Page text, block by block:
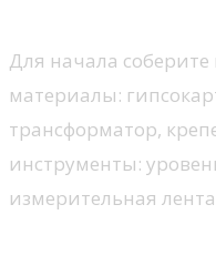
Для начала
материалы:
трансформатор,
инструменты:
измерительная